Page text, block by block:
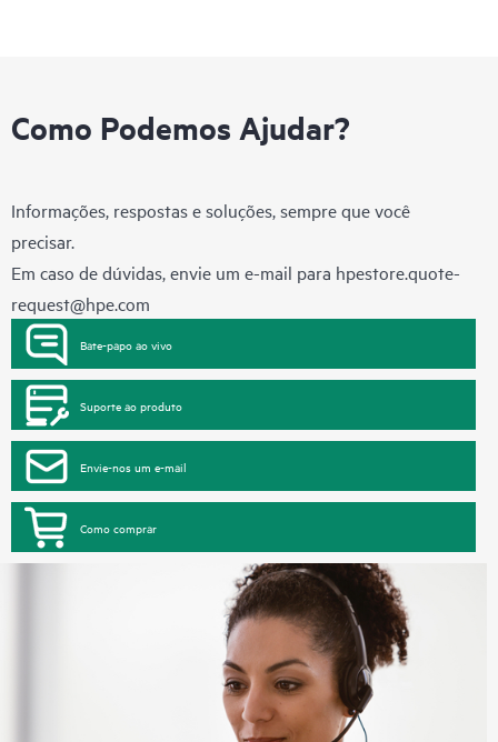
Como Podemos Ajudar?
Informações, respostas e soluções, sempre que você
precisar.
Em caso de dúvidas, envie um e-mail para hpestore.quote-
request@hpe.com
Bate-papo ao vivo
Suporte ao produto
Envie-nos um e-mail
Como comprar